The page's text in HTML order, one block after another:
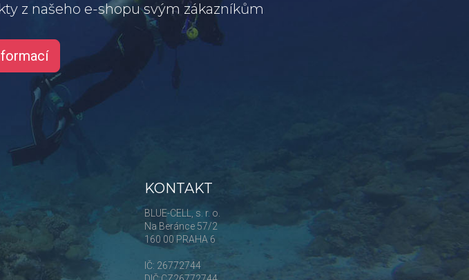
z našeho e-shopu svým zákazníkům
KONTAKT
BLUE-CELL, s. r. o.
Na Beránce 57/2
160 00 PRAHA 6
IČ: 26772744